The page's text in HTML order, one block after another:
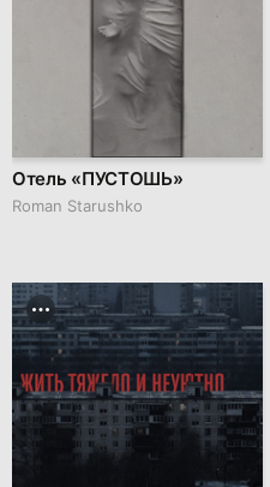
Отель «‎ПУСТОШЬ»
Roman Starushko